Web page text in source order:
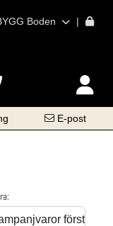
Boden |
E-post